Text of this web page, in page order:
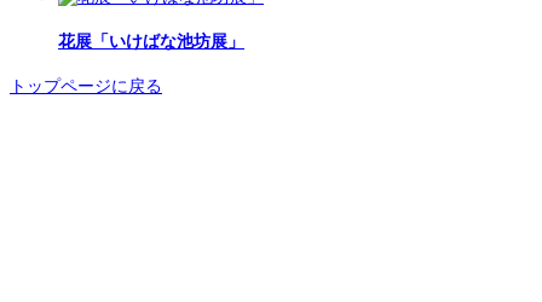
花展「いけばな池坊展」
トップページに戻る